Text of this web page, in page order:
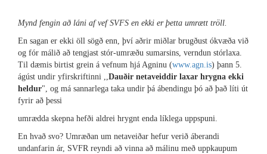
Mynd fengin að láni af vef SVFS en ekki er þetta umrætt tröll.
En sagan er ekki öll sögð enn, því aðrir miðlar brugðust ókvæða við
og fór málið að tengjast stór-umræðu sumarsins, verndun stórlaxa.
Til dæmis birtist grein á vefnum hjá Agninu (www.agn.is) þann 5.
ágúst undir yfirskriftinni ,,Dauðir netaveiddir laxar hrygna ekki
heldur", og má sannarlega taka undir þá ábendingu þó að það líti út
fyrir að þessi
umrædda skepna hefði aldrei hrygnt enda líklega uppspuni.
En hvað svo? Umræðan um netaveiðar hefur verið áberandi
undanfarin ár, SVFR reyndi að vinna að málinu með uppkaupum